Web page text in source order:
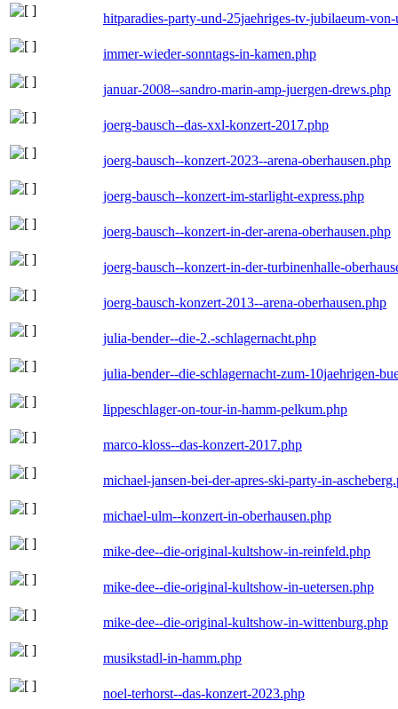
hitparadies-party-und-25jaehriges-tv-jubilaeum-
immer-wieder-sonntags-in-kamen.php
januar-2008--sandro-marin-amp-juergen-drews.php
joerg-bausch--das-xxl-konzert-2017.php
joerg-bausch--konzert-2023--arena-oberhausen.php
joerg-bausch--konzert-im-starlight-express.php
joerg-bausch--konzert-in-der-arena-oberhausen.php
joerg-bausch--konzert-in-der-turbinenhalle-
joerg-bausch-konzert-2013--arena-oberhausen.php
julia-bender--die-2.-schlagernacht.php
julia-bender--die-schlagernacht-zum-10jaehrigen-
lippeschlager-on-tour-in-hamm-pelkum.php
marco-kloss--das-konzert-2017.php
michael-jansen-bei-der-apres-ski-party-in-
michael-ulm--konzert-in-oberhausen.php
mike-dee--die-original-kultshow-in-reinfeld.php
mike-dee--die-original-kultshow-in-uetersen.php
mike-dee--die-original-kultshow-in-wittenburg.php
musikstadl-in-hamm.php
noel-terhorst--das-konzert-2023.php